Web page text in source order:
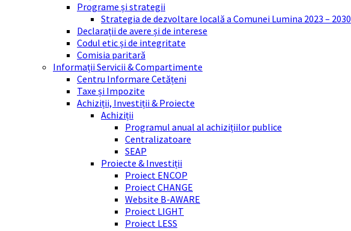
Programe și strategii
Strategia de dezvoltare locală a Comunei Lumina 2023 – 2030
Declarații de avere și de interese
Codul etic și de integritate
Comisia paritară
Informații Servicii & Compartimente
Centru Informare Cetățeni
Taxe și Impozite
Achiziții, Investiții & Proiecte
Achiziții
Programul anual al achizițiilor publice
Centralizatoare
SEAP
Proiecte & Investiții
Proiect ENCOP
Proiect CHANGE
Website B-AWARE
Proiect LIGHT
Proiect LESS